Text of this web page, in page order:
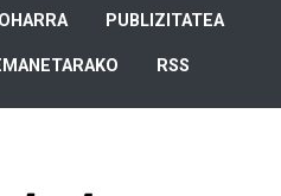
PUBLIZITATEA
RSS